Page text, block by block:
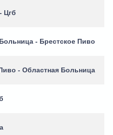
Цгб
- Брестское Пиво
- Областная Больница